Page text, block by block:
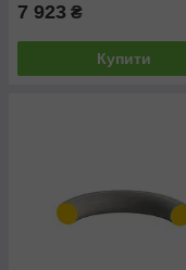
7 923 ₴
Купити